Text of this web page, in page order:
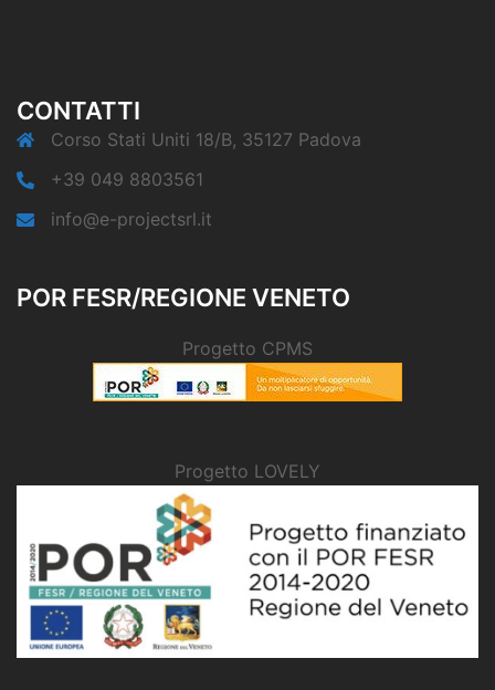
CONTATTI
Corso Stati Uniti 18/B, 35127 Padova
+39 049 8803561
info@e-projectsrl.it
POR FESR/REGIONE VENETO
Progetto CPMS
Progetto LOVELY